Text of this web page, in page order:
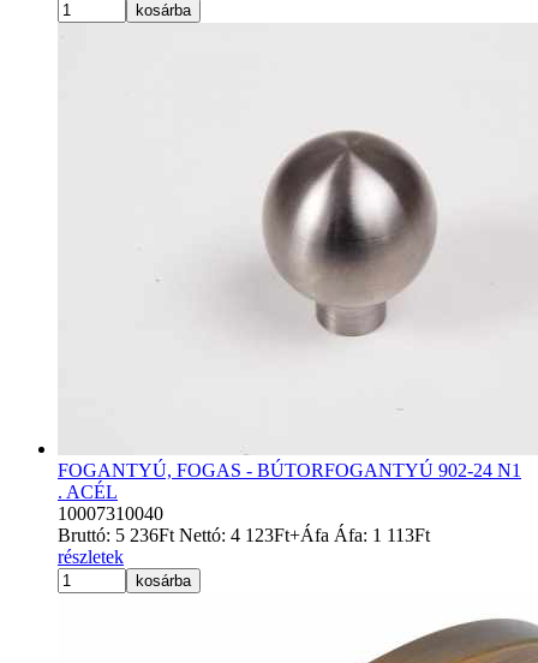
kosárba
FOGANTYÚ, FOGAS - BÚTORFOGANTYÚ 902-24 N1
. ACÉL
10007310040
Bruttó: 5 236Ft Nettó: 4 123Ft+Áfa Áfa: 1 113Ft
részletek
kosárba